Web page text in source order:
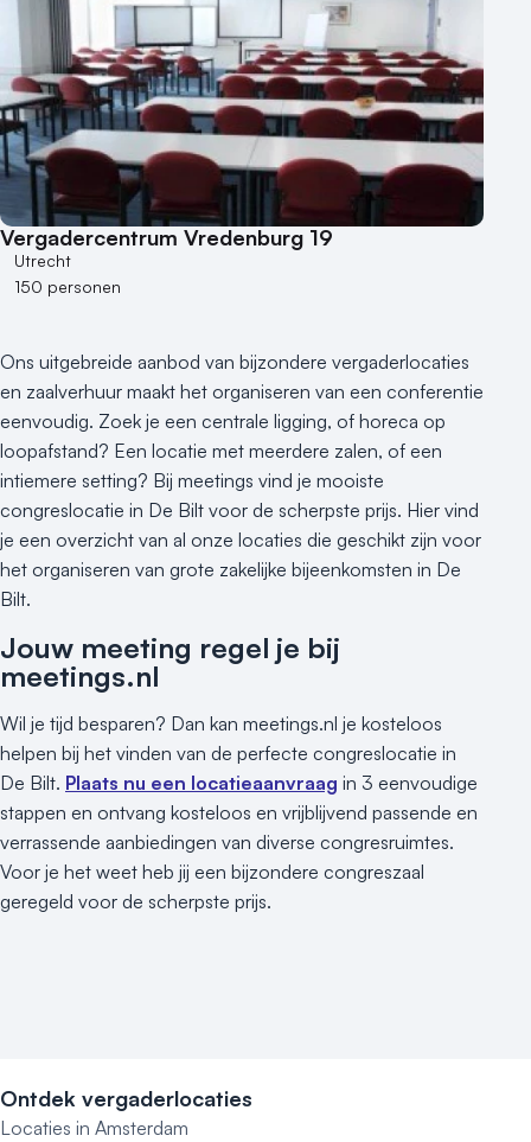
Vergadercentrum Vredenburg 19
Utrecht
150 personen
Ons uitgebreide aanbod van bijzondere vergaderlocaties
en zaalverhuur maakt het organiseren van een conferentie
eenvoudig. Zoek je een centrale ligging, of horeca op
loopafstand? Een locatie met meerdere zalen, of een
intiemere setting? Bij meetings vind je mooiste
congreslocatie in De Bilt voor de scherpste prijs. Hier vind
je een overzicht van al onze locaties die geschikt zijn voor
het organiseren van grote zakelijke bijeenkomsten in De
Bilt.
Jouw meeting regel je bij
meetings.nl
Wil je tijd besparen? Dan kan meetings.nl je kosteloos
helpen bij het vinden van de perfecte congreslocatie in
De Bilt. Plaats nu een locatieaanvraag in 3 eenvoudige
stappen en ontvang kosteloos en vrijblijvend passende en
verrassende aanbiedingen van diverse congresruimtes.
Voor je het weet heb jij een bijzondere congreszaal
geregeld voor de scherpste prijs.
Ontdek vergaderlocaties
Locaties in Amsterdam